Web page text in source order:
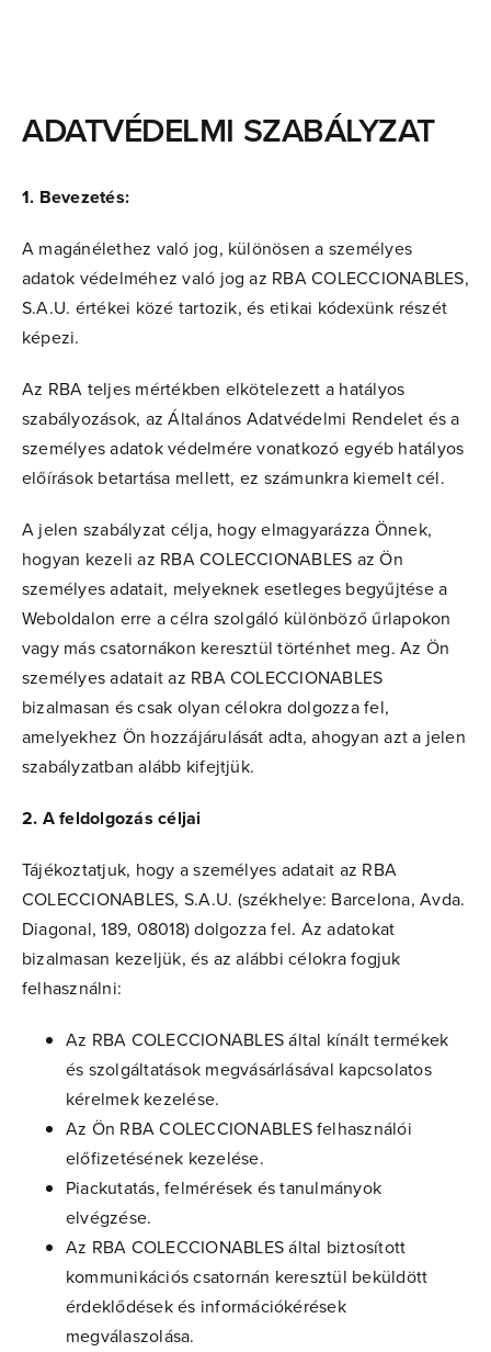
ADATVÉDELMI SZABÁLYZAT
1. Bevezetés:
A magánélethez való jog, különösen a személyes
adatok védelméhez való jog az RBA COLECCIONABLES,
S.A.U. értékei közé tartozik, és etikai kódexünk részét
képezi.
Az RBA teljes mértékben elkötelezett a hatályos
szabályozások, az Általános Adatvédelmi Rendelet és a
személyes adatok védelmére vonatkozó egyéb hatályos
előírások betartása mellett, ez számunkra kiemelt cél.
A jelen szabályzat célja, hogy elmagyarázza Önnek,
hogyan kezeli az RBA COLECCIONABLES az Ön
személyes adatait, melyeknek esetleges begyűjtése a
Weboldalon erre a célra szolgáló különböző űrlapokon
vagy más csatornákon keresztül történhet meg. Az Ön
személyes adatait az RBA COLECCIONABLES
bizalmasan és csak olyan célokra dolgozza fel,
amelyekhez Ön hozzájárulását adta, ahogyan azt a jelen
szabályzatban alább kifejtjük.
2. A feldolgozás céljai
Tájékoztatjuk, hogy a személyes adatait az RBA
COLECCIONABLES, S.A.U. (székhelye: Barcelona, Avda.
Diagonal, 189, 08018) dolgozza fel. Az adatokat
bizalmasan kezeljük, és az alábbi célokra fogjuk
felhasználni:
Az RBA COLECCIONABLES által kínált termékek
és szolgáltatások megvásárlásával kapcsolatos
kérelmek kezelése.
Az Ön RBA COLECCIONABLES felhasználói
előfizetésének kezelése.
Piackutatás, felmérések és tanulmányok
elvégzése.
Az RBA COLECCIONABLES által biztosított
kommunikációs csatornán keresztül beküldött
érdeklődések és információkérések
megválaszolása.